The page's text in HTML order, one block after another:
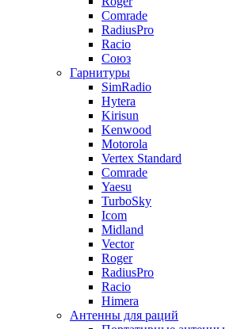
Comrade
RadiusPro
Racio
Союз
Гарнитуры
SimRadio
Hytera
Kirisun
Kenwood
Motorola
Vertex Standard
Comrade
Yaesu
TurboSky
Icom
Midland
Vector
Roger
RadiusPro
Racio
Himera
Антенны для раций